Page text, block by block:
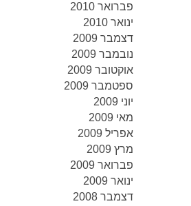
פברואר 2010
ינואר 2010
דצמבר 2009
נובמבר 2009
אוקטובר 2009
ספטמבר 2009
יוני 2009
מאי 2009
אפריל 2009
מרץ 2009
פברואר 2009
ינואר 2009
דצמבר 2008